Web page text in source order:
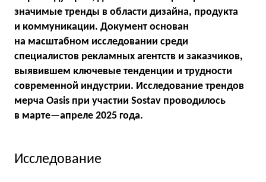
значимые тренды в области дизайна, продукта
и коммуникации. Документ основан
на масштабном исследовании среди
специалистов рекламных агентств и заказчиков,
выявившем ключевые тенденции и трудности
современной индустрии. Исследование трендов
мерча Oasis при участии Sostav проводилось
в марте—апреле 2025 года.
Исследование